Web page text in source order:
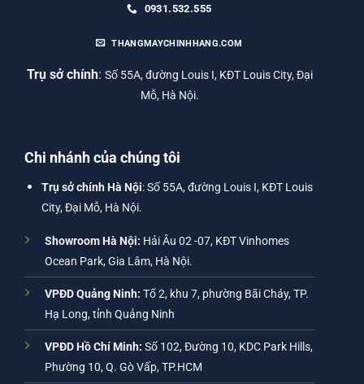
0931.532.555
THANGMAYCHINHHANG.COM
Trụ sở chính: Số 55A, đường Louis I, KĐT Louis City, Đại
Mỗ, Hà Nội.
Chi nhánh của chúng tôi
Trụ sở chính Hà Nội: Số 55A, đường Louis I, KĐT Louis
City, Đại Mỗ, Hà Nội.
Showroom Hà Nội: Hải Âu 02 -07, KĐT Vinhomes
Ocean Park, Gia Lâm, Hà Nội.
VPĐD Quảng Ninh: Tổ 2, khu 7, phường Bãi Cháy, TP.
Hạ Long, tỉnh Quảng Ninh
VPĐD Hồ Chí Minh: Số 102, Đường 10, KDC Park Hills,
Phường 10, Q. Gò Vấp, TP.HCM